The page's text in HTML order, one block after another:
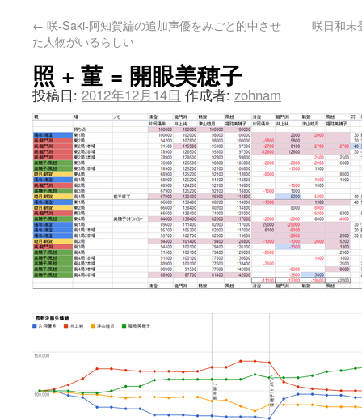
← 咲-Saki-阿知賀編の追加声優をみごと的中させ
た人物がいるらしい
咲日和
照 + 菫 = 開眼美穂子
投稿日: 2012年12月14日 作成者: zohnam